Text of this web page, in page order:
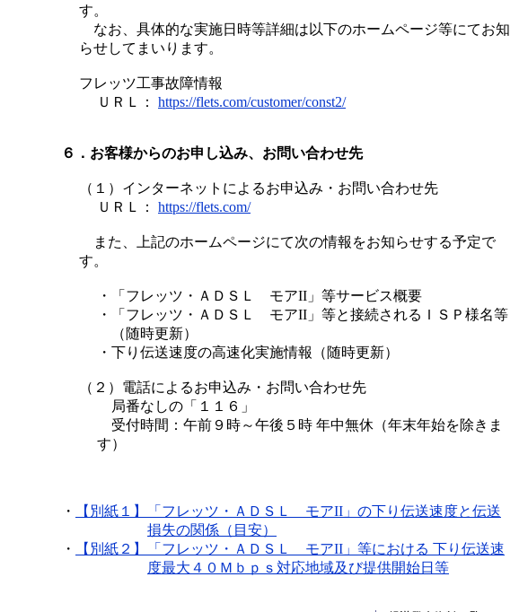
す。
なお、具体的な実施日時等詳細は以下のホームページ等にてお知
らせしてまいります。
フレッツ工事故障情報
ＵＲＬ： https://flets.com/customer/const2/
６．お客様からのお申し込み、お問い合わせ先
（１）インターネットによるお申込み・お問い合わせ先
ＵＲＬ： https://flets.com/
また、上記のホームページにて次の情報をお知らせする予定で
す。
・
「フレッツ・ＡＤＳＬ モアII」等サービス概要
・
「フレッツ・ＡＤＳＬ モアII」等と接続されるＩＳＰ様名等
（随時更新）
・ 下り伝送速度の高速化実施情報（随時更新）
（２）電話によるお申込み・お問い合わせ先
局番なしの「１１６」
受付時間：午前９時～午後５時 年中無休（年末年始を除きま
す）
・ 【別紙１】
「フレッツ・ＡＤＳＬ モアII」の下り伝送速度と伝送
損失の関係（目安）
・
【別紙２】
「フレッツ・ＡＤＳＬ モアII」等における 下り伝送速
度最大４０Ｍｂｐｓ対応地域及び提供開始日等